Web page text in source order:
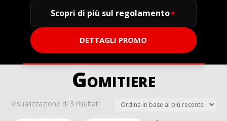
Scopri di più sul regolamento
DETTAGLI PROMO
Gomitiere
Visualizzazione di 3 risultati Ordina